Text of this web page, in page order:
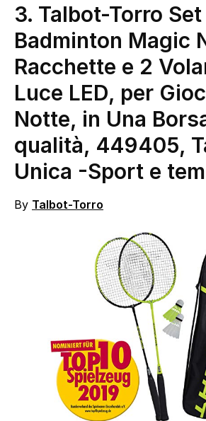
3. Talbot-Torro Set
Badminton Magic
Racchette e 2
Luce LED, per
Notte, in Una
qualità, 449405,
Unica -Sport e
By Talbot-Torro